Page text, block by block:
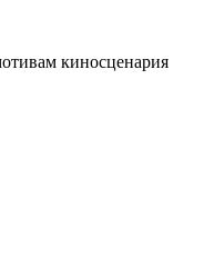
киносценария